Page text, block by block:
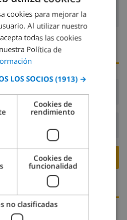
16:00 antes de 19:00
ESTE CHALÉ ›
SPANISH
DUTCH
FRENCH
GERMAN
CATALAN
ITALIAN
DANISH
cookies para mejorar la
Al utilizar nuestro
todas las cookies
Política de
LOS SOCIOS (1913) →
Cookies de
rendimiento
Cookies de
funcionalidad
no clasificadas